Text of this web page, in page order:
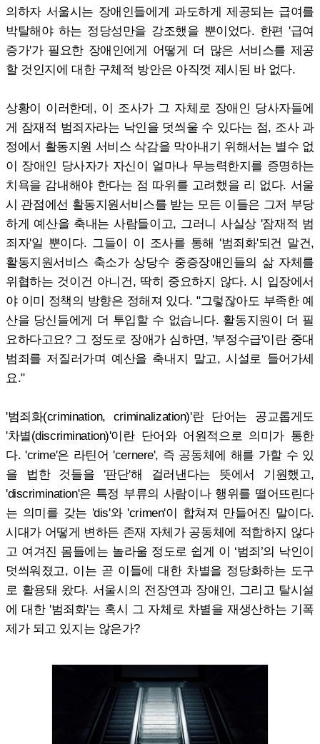
의하자 서울시는 장애인들에게 과도하게 제공되는 급여를
박탈해야 하는 정당성만을 강조했을 뿐이었다. 한편 '급여
증가'가 필요한 장애인에게 어떻게 더 많은 서비스를 제공
할 것인지에 대한 구체적 방안은 아직껏 제시된 바 없다.
상황이 이러한데, 이 조사가 그 자체로 장애인 당사자들에
게 잠재적 범죄자라는 낙인을 덧씌울 수 있다는 점, 조사 과
정에서 활동지원 서비스 삭감을 막아내기 위해서는 별수 없
이 장애인 당사자가 자신이 얼마나 무능력한지를 증명하는
치욕을 감내해야 한다는 점 따위를 고려했을 리 없다. 서울
시 관점에선 활동지원서비스를 받는 모든 이들은 그저 부당
하게 예산을 축내는 사람들이고, 그러니 사실상 '잠재적 범
죄자'일 뿐이다. 그들이 이 조사를 통해 '범죄화'되건 말건,
활동지원서비스 축소가 상당수 중증장애인들의 삶 자체를
위협하는 것이건 아니건, 딱히 중요하지 않다. 시 입장에서
야 이미 정책의 방향은 정해져 있다. "그렇잖아도 부족한 예
산을 당신들에게 더 투입할 수 없습니다. 활동지원이 더 필
요하다고요? 그 정도로 장애가 심하면, '부정수급'이란 중대
범죄를 저질러가며 예산을 축내지 말고, 시설로 들어가세
요."
'범죄화(crimination, criminalization)'란 단어는 공교롭게도
'차별(discrimination)'이란 단어와 어원적으로 의미가 통한
다. 'crime'은 라틴어 'cernere', 즉 공동체에 해를 가할 수 있
을 법한 것들을 '판단'해 걸러낸다는 뜻에서 기원했고,
'discrimination'은 특정 부류의 사람이나 행위를 떨어뜨린다
는 의미를 갖는 'dis'와 'crimen'이 합쳐져 만들어진 말이다.
시대가 어떻게 변하든 존재 자체가 공동체에 적합하지 않다
고 여겨진 몸들에는 놀라울 정도로 쉽게 이 ‘범죄’의 낙인이
덧씌워졌고, 이는 곧 이들에 대한 차별을 정당화하는 도구
로 활용돼 왔다. 서울시의 전장연과 장애인, 그리고 탈시설
에 대한 '범죄화'는 혹시 그 자체로 차별을 재생산하는 기폭
제가 되고 있지는 않은가?